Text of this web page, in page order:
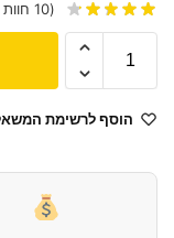
(
10
הוסף לרשימת